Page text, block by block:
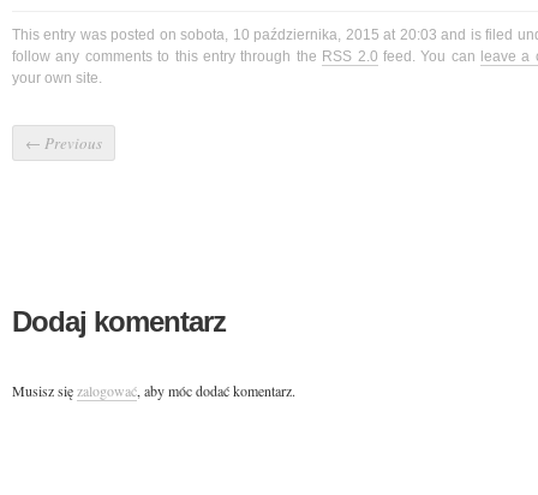
This entry was posted on sobota, 10 października, 2015 at 20:03 and is filed
follow any comments to this entry through the RSS 2.0 feed. You can leave a
your own site.
← Previous
Dodaj komentarz
Musisz sięzalogować, aby móc dodać komentarz.